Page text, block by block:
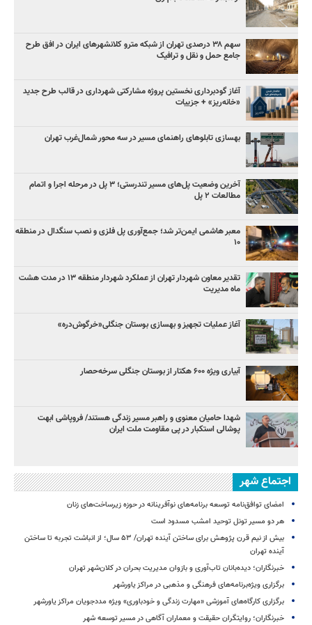
سهم ۳۸ درصدی تهران از شبکه مترو کلانشهرهای ایران در افق طرح
جامع حمل و نقل و ترافیک
آغاز گودبرداری نخستین پروژه مشارکتی شهرداری در قالب طرح جدید
«خانه‌ریز» + جزییات
بهسازی تابلوهای راهنمای مسیر در سه محور شمال‌غرب تهران
آخرین وضعیت پل‌های مسیر تندرستی؛ ۳ پل در مرحله اجرا و اتمام
مطالعات ۲ پل
معبر هاشمی ایمن‌تر شد؛ جمع‌آوری پل فلزی و نصب سنگدال در منطقه
۱۰
تقدیر معاون شهردار تهران از عملکرد شهردار منطقه ۱۳ در مدت هشت
ماه مدیریت
آغاز عملیات تجهیز و بهسازی بوستان جنگلی«خرگوش‌دره»
آبیاری ویژه ۶۰۰ هکتار از بوستان جنگلی سرخه‌حصار
شهدا حامیان معنوی و راهبر مسیر زندگی هستند/ فروپاشی ابهت
پوشالی استکبار در پی مقاومت ملت ایران
اجتماع شهر
امضای توافق‌نامه توسعه برنامه‌های نوآفرینانه در حوزه زیرساخت‏‌های زنان
هر دو مسیر تونل توحید امشب مسدود است
بیش از نیم قرن پژوهش برای ساختن آینده تهران/ ۵۳ سال؛ از انباشت تجربه تا ساختن
آینده تهران
خبرنگاران؛ دیده‌بانان تاب‌آوری و بازوان مدیریت بحران در کلان‌شهر تهران
برگزاری ویژه‌برنامه‌های فرهنگی و مذهبی در مراکز یاورشهر
برگزاری کارگاه‌های آموزشی «مهارت زندگی و خودباوری» ویژه مددجویان مراکز یاورشهر
خبرنگاران؛ روایتگران حقیقت و معماران آگاهی در مسیر توسعه شهر